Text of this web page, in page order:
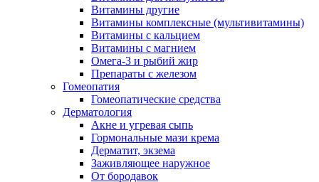
Витамины другие
Витамины комплексные (мультивитамины)
Витамины с кальцием
Витамины с магнием
Омега-3 и рыбий жир
Препараты с железом
Гомеопатия
Гомеопатические средства
Дерматология
Акне и угревая сыпь
Гормональные мази крема
Дерматит, экзема
Заживляющее наружное
От бородавок